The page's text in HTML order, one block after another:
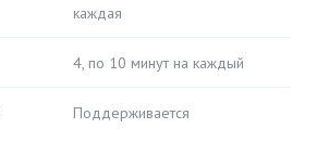
каждая
4, по 10 минут на каждый
Поддерживается